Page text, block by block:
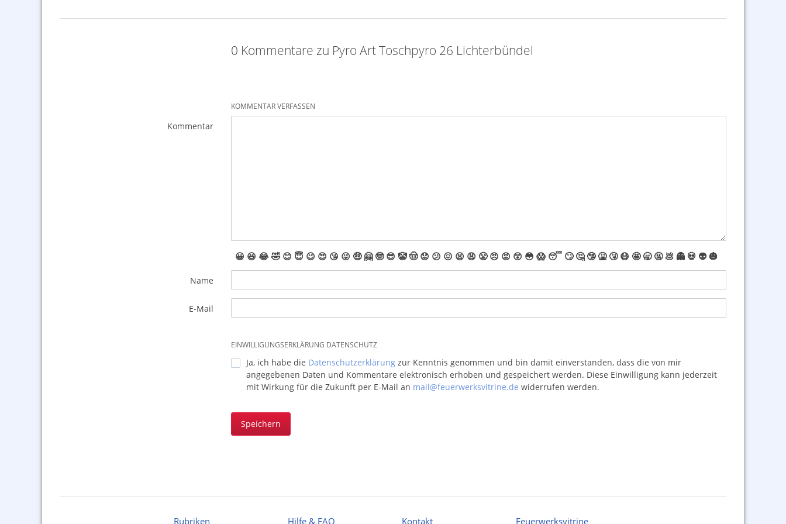
0 Kommentare zu Pyro Art Toschpyro 26 Lichterbündel
KOMMENTAR VERFASSEN
Kommentar
😀 😆 😂🤣 😊 😇 😉 😍 😘 😜 🤑 🤗 🤓 😎 🤡🤠 😟 😕 😖 😫 😩 😤 😠 😡 😲 😳 😱 😴 🙄 🤔 🤥 🤮 🤧 😷 🤩 🥱 🤬 💩 👻 💀 👽 🎃
Name
E-Mail
EINWILLIGUNGSERKLÄRUNG DATENSCHUTZ
Ja, ich habe die Datenschutzerklärungzur Kenntnis genommen und bin damit einverstanden, dass die von mir
angegebenen Daten und Kommentare elektronisch erhoben und gespeichert werden. Diese Einwilligung kann jederzeit
mit Wirkung für die Zukunft per E-Mail an mail@feuerwerksvitrine.de widerrufen werden.
Speichern
Rubriken Hilfe & FAQ Kontakt Feuerwerksvitrine